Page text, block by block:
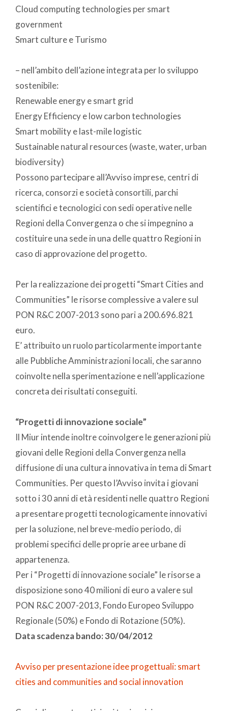
Cloud computing technologies per smart
government
Smart culture e Turismo
– nell’ambito dell’azione integrata per lo sviluppo
sostenibile:
Renewable energy e smart grid
Energy Efficiency e low carbon technologies
Smart mobility e last-mile logistic
Sustainable natural resources (waste, water, urban
biodiversity)
Possono partecipare all’Avviso imprese, centri di
ricerca, consorzi e società consortili, parchi
scientifici e tecnologici con sedi operative nelle
Regioni della Convergenza o che si impegnino a
costituire una sede in una delle quattro Regioni in
caso di approvazione del progetto.
Per la realizzazione dei progetti “Smart Cities and
Communities” le risorse complessive a valere sul
PON R&C 2007-2013 sono pari a 200.696.821
euro.
E’ attribuito un ruolo particolarmente importante
alle Pubbliche Amministrazioni locali, che saranno
coinvolte nella sperimentazione e nell’applicazione
concreta dei risultati conseguiti.
“Progetti di innovazione sociale”
Il Miur intende inoltre coinvolgere le generazioni più
giovani delle Regioni della Convergenza nella
diffusione di una cultura innovativa in tema di Smart
Communities. Per questo l’Avviso invita i giovani
sotto i 30 anni di età residenti nelle quattro Regioni
a presentare progetti tecnologicamente innovativi
per la soluzione, nel breve-medio periodo, di
problemi specifici delle proprie aree urbane di
appartenenza.
Per i “Progetti di innovazione sociale” le risorse a
disposizione sono 40 milioni di euro a valere sul
PON R&C 2007-2013, Fondo Europeo Sviluppo
Regionale (50%) e Fondo di Rotazione (50%).
Data scadenza bando: 30/04/2012
Avviso per presentazione idee progettuali: smart
cities and communities and social innovation